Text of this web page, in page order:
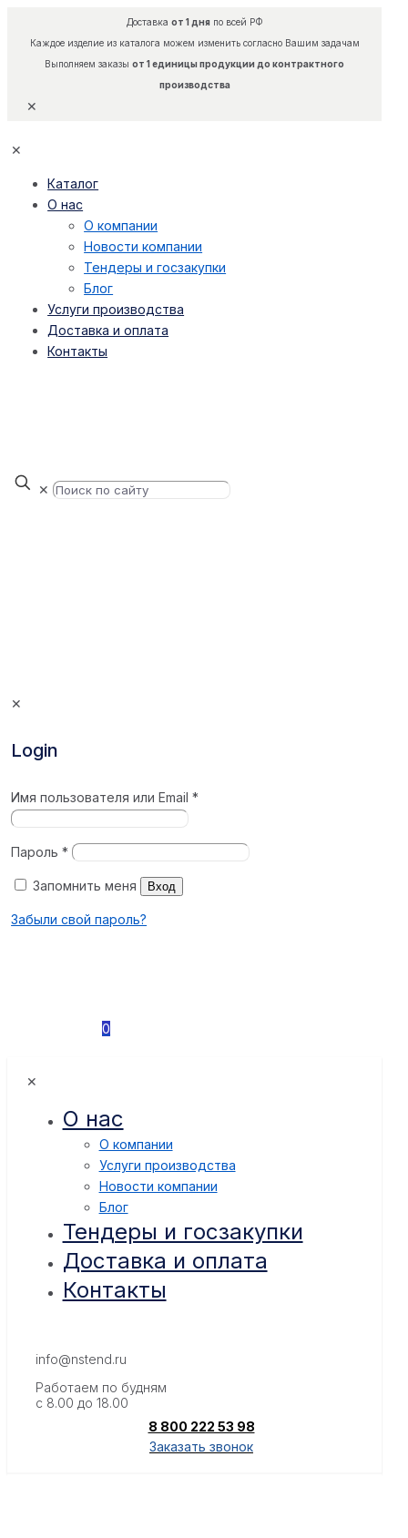
Доставка от 1 дняпо всей РФ
Каждое изделие из каталога можем изменить согласно Вашим задачам
Выполняем заказы от 1 единицы продукции до контрактного
производства
✕
✕
Каталог
О нас
О компании
Новости компании
Тендеры и госзакупки
Блог
Услуги производства
Доставка и оплата
Контакты
✕
✕
Login
Имя пользователя или Email*
Пароль*
Запомнить меня Вход
Забыли свой пароль?
0
✕
О нас
О компании
Услуги производства
Новости компании
Блог
Тендеры и госзакупки
Доставка и оплата
Контакты
info@nstend.ru
Работаем по будням
с 8.00 до 18.00
8 800 222 53 98
Заказать звонок